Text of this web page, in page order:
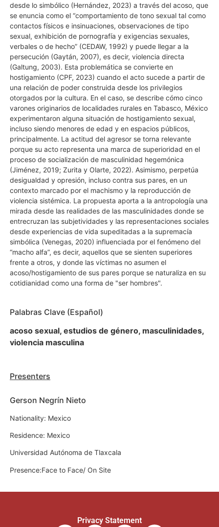
desde lo simbólico (Hernández, 2023) a través del acoso, que
se enuncia como el “comportamiento de tono sexual tal como
contactos físicos e insinuaciones, observaciones de tipo
sexual, exhibición de pornografía y exigencias sexuales,
verbales o de hecho” (CEDAW, 1992) y puede llegar a la
persecución (Gaytán, 2007), es decir, violencia directa
(Galtung, 2003). Esta problemática se convierte en
hostigamiento (CPF, 2023) cuando el acto sucede a partir de
una relación de poder construida desde los privilegios
otorgados por la cultura. En el caso, se describe cómo cinco
varones originarios de localidades rurales en Tabasco, México
experimentaron alguna situación de hostigamiento sexual,
incluso siendo menores de edad y en espacios públicos,
principalmente. La actitud del agresor se torna relevante
porque su acto representa una marca de superioridad en el
proceso de socialización de masculinidad hegemónica
(Jiménez, 2019; Zurita y Olarte, 2022). Asimismo, perpetúa
desigualdad y opresión, incluso contra sus pares, en un
contexto marcado por el machismo y la reproducción de
violencia sistémica. La propuesta aporta a la antropología una
mirada desde las realidades de las masculinidades donde se
entrecruzan las subjetividades y las representaciones sociales
desde experiencias de vida supeditadas a la supremacía
simbólica (Venegas, 2020) influenciada por el fenómeno del
“macho alfa”, es decir, aquellos que se sienten superiores
frente a otros, y donde las víctimas no asumen el
acoso/hostigamiento de sus pares porque se naturaliza en su
cotidianidad como una forma de "ser hombres".
Palabras Clave (Español)
acoso sexual, estudios de género, masculinidades,
violencia masculina
Presenters
Gerson Negrín Nieto
Nationality: Mexico
Residence: Mexico
Universidad Autónoma de Tlaxcala
Presence:Face to Face/ On Site
Privacy Statement